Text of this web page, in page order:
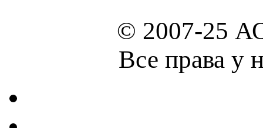
© 2007-25
Все права у